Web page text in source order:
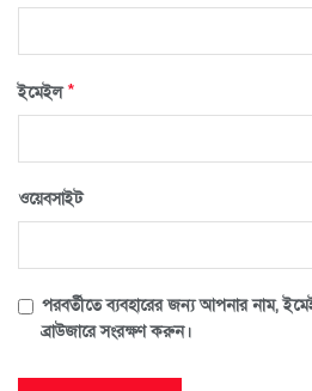
ইমেইল*
ওয়েবসাইট
পরবর্তীতে ব্যবহারের জন্য আপনার নাম,
ব্রাউজারে সংরক্ষণ করুন।